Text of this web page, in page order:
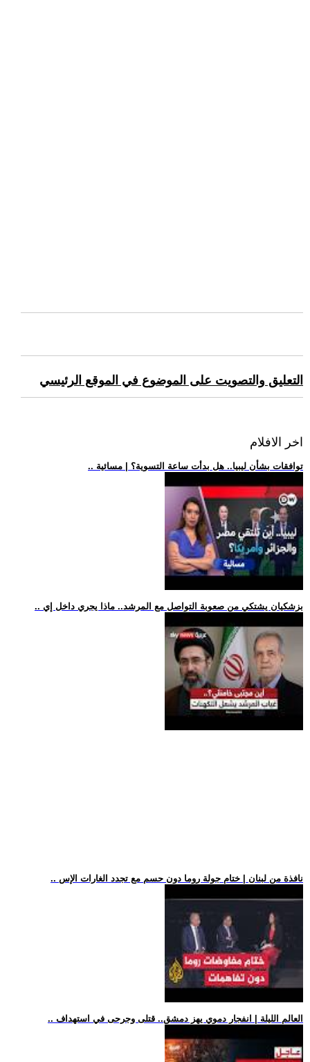
التعليق والتصويت على الموضوع في الموقع الرئيسي
اخر الافلام
.. توافقات بشأن ليبيا.. هل بدأت ساعة التسوية؟ | مسائية
.. بزشكيان يشتكي من صعوبة التواصل مع المرشد.. ماذا يجري داخل إي
.. نافذة من لبنان | ختام جولة روما دون حسم مع تجدد الغارات الإس
.. العالم الليلة | انفجار دموي يهز دمشق.. قتلى وجرحى في استهداف